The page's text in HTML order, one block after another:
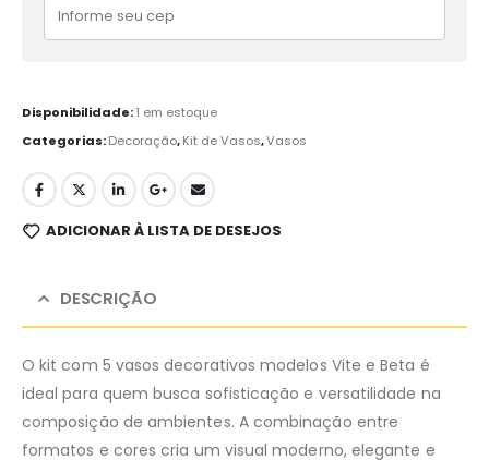
Disponibilidade:1 em estoque
Categorias:Decoração,Kit de Vasos,Vasos
ADICIONAR À LISTA DE DESEJOS
DESCRIÇÃO
O kit com 5 vasos decorativos modelos Vite e Beta é
ideal para quem busca sofisticação e versatilidade na
composição de ambientes. A combinação entre
formatos e cores cria um visual moderno, elegante e